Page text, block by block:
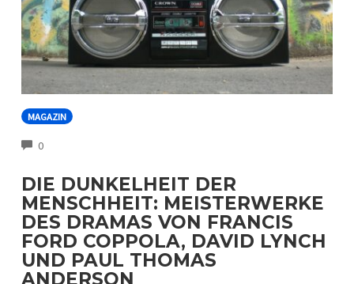
MAGAZIN
0COMMENTS
DIE DUNKELHEIT DER
MENSCHHEIT: MEISTERWERKE
DES DRAMAS VON FRANCIS
FORD COPPOLA, DAVID LYNCH
UND PAUL THOMAS
ANDERSON